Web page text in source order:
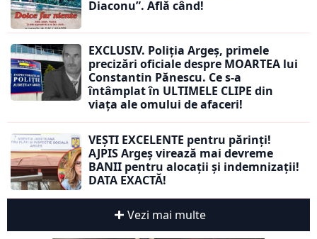
Diaconu”. Află când!
EXCLUSIV. Poliția Argeș, primele
precizări oficiale despre MOARTEA lui
Constantin Pănescu. Ce s-a
întâmplat în ULTIMELE CLIPE din
viața ale omului de afaceri!
VEȘTI EXCELENTE pentru părinți!
AJPIS Argeș virează mai devreme
BANII pentru alocații și indemnizații!
DATA EXACTĂ!
Vezi mai multe